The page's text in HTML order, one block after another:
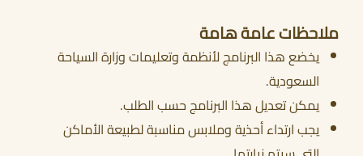
ملاحظات عامة هامة
يخضع هذا البرنامج لأنظمة وتعليمات وزارة السياحة
السعودية.
يمكن تعديل هذا البرنامج حسب الطلب.
يجب ارتداء أحذية وملابس مناسبة لطبيعة الأماكن